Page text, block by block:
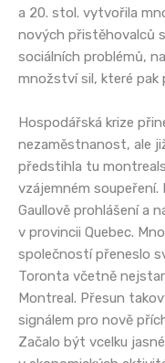
a 20. stol. vytvořila
nových přistěhovalců
sociálních problémů,
množství sil, které pak
Hospodářská krize
nezaměstnanost, ale
předstihla tu
vzájemném
Gaullově prohlášení a
v provincii Quebec.
společností přeneslo
Toronta včetně
Montreal. Přesun
signálem pro nově
Začalo být vcelku